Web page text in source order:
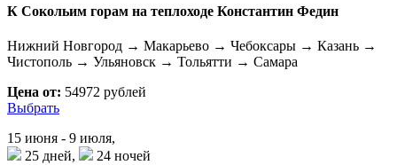
К Сокольим горам на теплоходе Константин Федин
Нижний Новгород → Макарьево → Чебоксары → Казань →
Чистополь → Ульяновск → Тольятти → Самара
Цена от: 54972 рублей
Выбрать
15 июня - 9 июля,
25 дней,
24 ночей